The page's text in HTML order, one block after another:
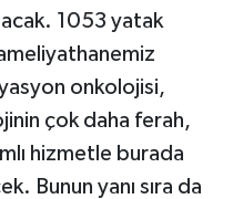
1053 yatak
onkolojisi,
çok daha ferah,
hizmetle burada
Bunun yanı sıra da